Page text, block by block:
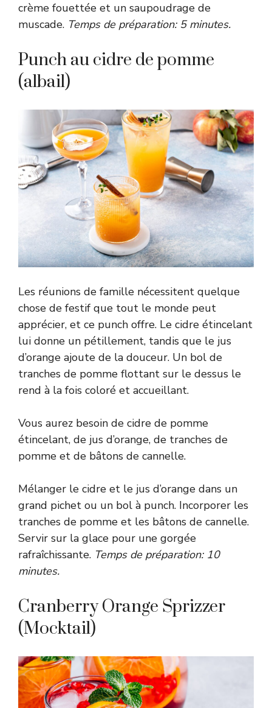
crème fouettée et un saupoudrage de
muscade. Temps de préparation: 5 minutes.
Punch au cidre de pomme
(albail)
Les réunions de famille nécessitent quelque
chose de festif que tout le monde peut
apprécier, et ce punch offre. Le cidre étincelant
lui donne un pétillement, tandis que le jus
d’orange ajoute de la douceur. Un bol de
tranches de pomme flottant sur le dessus le
rend à la fois coloré et accueillant.
Vous aurez besoin de cidre de pomme
étincelant, de jus d’orange, de tranches de
pomme et de bâtons de cannelle.
Mélanger le cidre et le jus d’orange dans un
grand pichet ou un bol à punch. Incorporer les
tranches de pomme et les bâtons de cannelle.
Servir sur la glace pour une gorgée
rafraîchissante. Temps de préparation: 10
minutes.
Cranberry Orange Sprizzer
(Mocktail)